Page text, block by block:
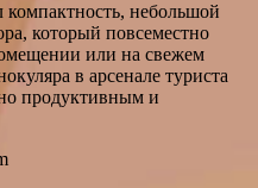
небольшой
который повсеместно
или на свежем
в арсенале туриста
продуктивным и